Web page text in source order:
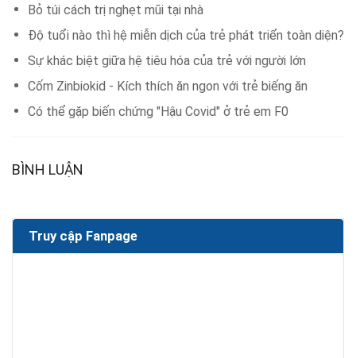
Bỏ túi cách trị nghẹt mũi tại nhà
Độ tuổi nào thì hệ miễn dịch của trẻ phát triển toàn diện?
Sự khác biệt giữa hệ tiêu hóa của trẻ với người lớn
Cốm Zinbiokid - Kích thích ăn ngon với trẻ biếng ăn
Có thể gặp biến chứng "Hậu Covid" ở trẻ em F0
BÌNH LUẬN
Truy cập Fanpage